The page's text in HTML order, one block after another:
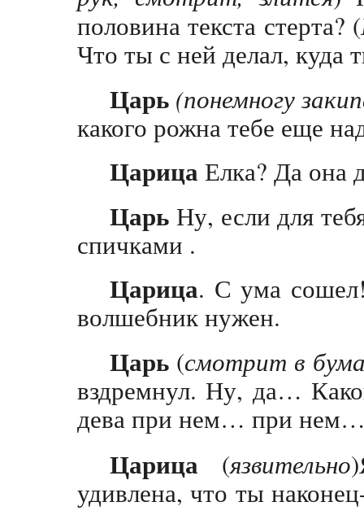
половина текста стерта? (
Что ты с ней делал, куда
Царь (понемногу
какого рожна тебе еще
Царица Елка? Да она
Царь Ну, если для
спичками .
Царица. С ума
волшебник нужен.
Царь (смотрит в
вздремнул. Ну, да…
дева при нем… при
Царица (язвительно
удивлена, что ты